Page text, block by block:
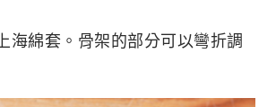
海綿套。骨架的部分可以彎折調